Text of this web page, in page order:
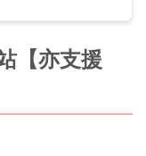
【亦支援